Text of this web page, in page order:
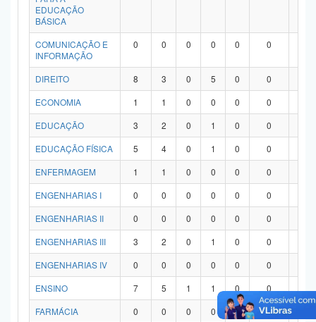
EDUCAÇÃO
BÁSICA
COMUNICAÇÃO E
INFORMAÇÃO
0 0 0 0 0 0
DIREITO 8 3 0 5 0 0
ECONOMIA
1 1 0 0 0 0
EDUCAÇÃO
3 2 0 1 0 0
EDUCAÇÃO FÍSICA
5 4 0 1 0 0
ENFERMAGEM
1 1 0 0 0 0
ENGENHARIAS I
0 0 0 0 0 0
ENGENHARIAS II
0 0 0 0 0 0
ENGENHARIAS III
3 2 0 1 0 0
ENGENHARIAS IV
0 0 0 0 0 0
ENSINO
7 5 1 1 0 0
FARMÁCIA
0 0 0 0 0 0